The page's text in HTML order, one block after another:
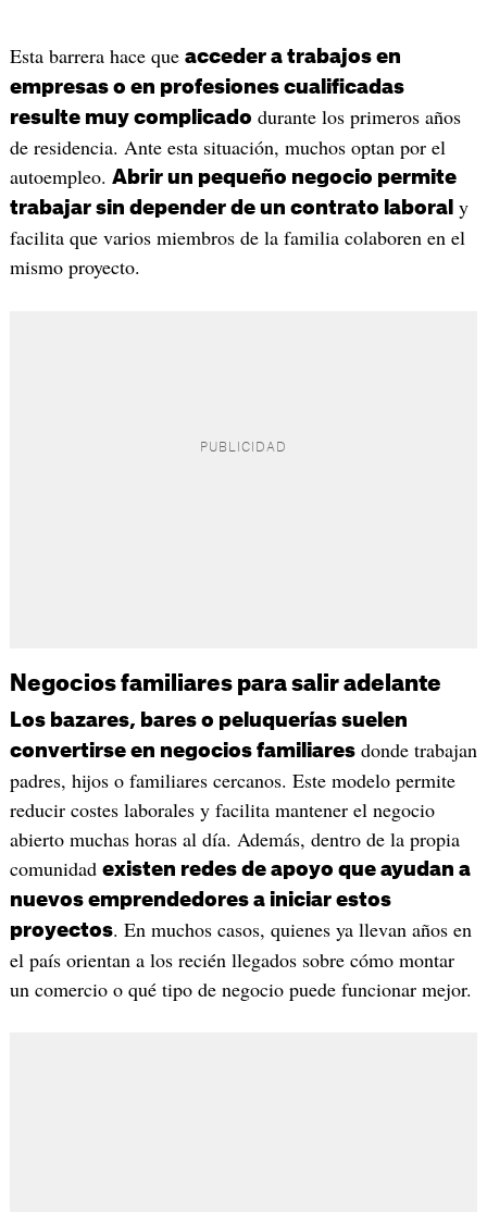
Esta barrera hace que acceder a trabajos en
empresas o en profesiones cualificadas
resulte muy complicado durante los primeros años
de residencia. Ante esta situación, muchos optan por el
autoempleo. Abrir un pequeño negocio permite
trabajar sin depender de un contrato laboral y
facilita que varios miembros de la familia colaboren en el
mismo proyecto.
Negocios familiares para salir adelante
Los bazares, bares o peluquerías suelen
convertirse en negocios familiaresdonde trabajan
padres, hijos o familiares cercanos. Este modelo permite
reducir costes laborales y facilita mantener el negocio
abierto muchas horas al día. Además, dentro de la propia
comunidad existen redes de apoyo que ayudan a
nuevos emprendedores a iniciar estos
proyectos. En muchos casos, quienes ya llevan años en
el país orientan a los recién llegados sobre cómo montar
un comercio o qué tipo de negocio puede funcionar mejor.